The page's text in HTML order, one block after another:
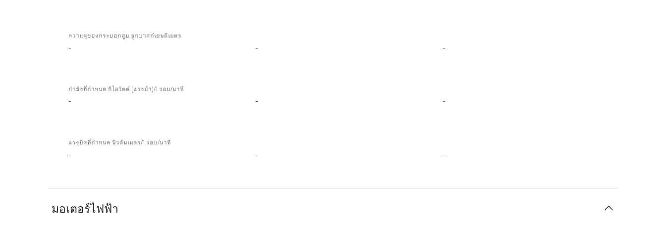
ความจุของกระบอกสูบ ลูกบาศก์เซนติเมตร
- - -
กำลังที่กำหนด กิโลวัตต์ (แรงม้า)/1 รอบ/นาที
- - -
แรงบิดที่กำหนด นิวตันเมตร/1 รอบ/นาที
- - -
มอเตอร์ไฟฟ้า